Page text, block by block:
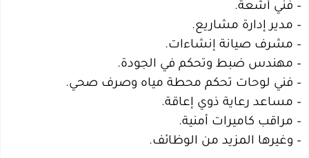
– فني أشعة.
– مدير إدارة مشاريع.
– مشرف صيانة إنشاءات.
– مهندس ضبط وتحكم في الجودة.
– فني لوحات تحكم محطة مياه وصرف صحي.
– مساعد رعاية ذوي إعاقة.
– مراقب كاميرات أمنية.
– وغيرها المزيد من الوظائف.